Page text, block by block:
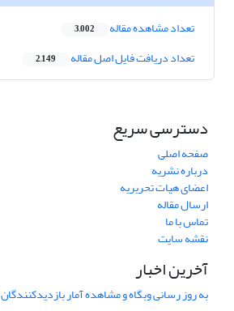
تعداد مشاهده مقاله 3,002
تعداد دریافت فایل اصل مقاله 2,149
دسترسی سریع
صفحه اصلی
درباره نشریه
اعضای هیات تحریریه
ارسال مقاله
تماس با ما
نقشه سایت
آخرین اخبار
به روز رسانی وبگاه و مشاهده آمار بازدیدکنندگان